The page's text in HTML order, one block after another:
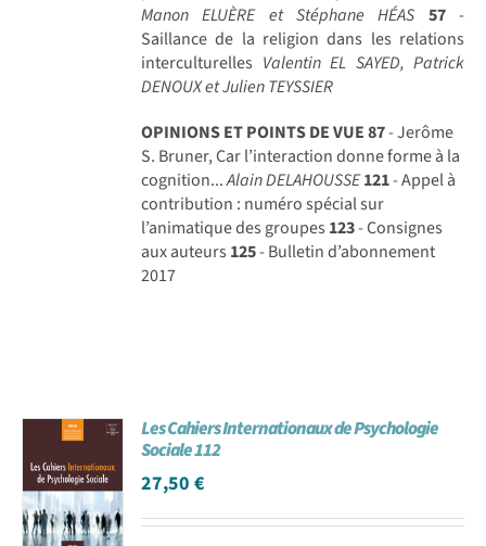
Manon ELUÈRE et Stéphane HÉAS 57-
Saillance de la religion dans les relations
interculturelles Valentin EL SAYED, Patrick
DENOUX et Julien TEYSSIER
OPINIONS ET POINTS DE VUE87- Jerôme
S. Bruner, Car l’interaction donne forme à la
cognition...Alain DELAHOUSSE121- Appel à
contribution : numéro spécial sur
l’animatique des groupes 123- Consignes
aux auteurs 125- Bulletin d’abonnement
2017
Les Cahiers Internationaux de Psychologie
Sociale 112
27,50€